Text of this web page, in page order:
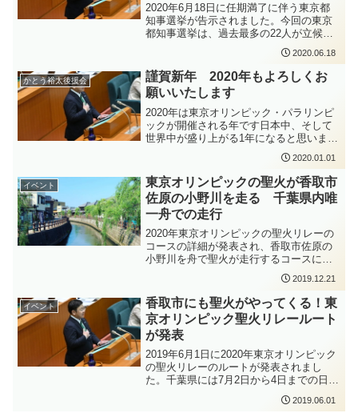
2020年6月18日に任期満了に伴う東京都
知事選挙が告示されました。今回の東京
都知事選挙は、過去最多の22人が立候補
されたということです。都知事選は、ひ
とつの国のような規模の人口や予算を持
つ東京都の都知事を決める重要な選挙に
なります。確りと考えて投票行動に移す
ことが重要ですね。
2020.06.18
かとう裕太後援会
謹賀新年 2020年もよろしくお
願いいたします
2020年は東京オリンピック・パラリンピ
ックが開催される年です日本中、そして
世界中が盛り上がる1年になると思います
かとう裕太も香取市を盛り立てるために
尽力して参りたいと思います2020年もよ
ろしくお願いいたします
2020.01.01
イベント
東京オリンピックの聖火が香取市
佐原の小野川を走る 千葉県内唯
一舟での走行
2020年東京オリンピックの聖火リレーの
コースの詳細が発表され、香取市佐原の
小野川を舟で聖火が走行するコースにな
ったことが発表されました。千葉県内で
唯一舟で走行するとのことで、佐原の町
並みと聖火がどんな光景を生み出すの
か、今から楽しみです。
2019.12.21
イベント
香取市にも聖火がやってくる！東
京オリンピック聖火リレールート
が発表
2019年6月1日に2020年東京オリンピック
の聖火リレーのルートが発表されまし
た。千葉県には7月2日から4日までの日程
で聖火がやってきます。2日目の7月3日金
曜日には香取市内でも聖火リレーが行わ
2019.06.01